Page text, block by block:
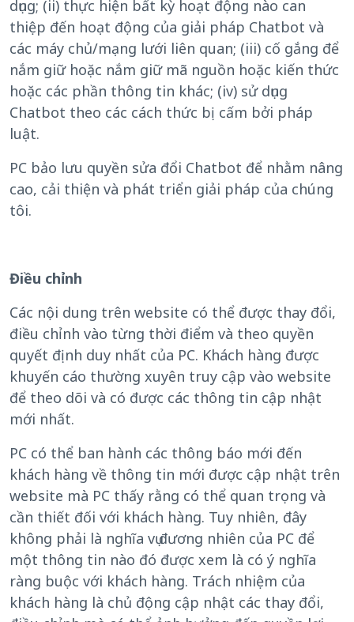
dụng; (ii) thực hiện bất kỳ hoạt động nào can
thiệp đến hoạt động của giải pháp Chatbot và
các máy chủ/mạng lưới liên quan; (iii) cố gắng để
nắm giữ hoặc nắm giữ mã nguồn hoặc kiến thức
hoặc các phần thông tin khác; (iv) sử dụng
Chatbot theo các cách thức bị cấm bởi pháp
luật.
PC bảo lưu quyền sửa đổi Chatbot để nhằm nâng
cao, cải thiện và phát triển giải pháp của chúng
tôi.
Điều chỉnh
Các nội dung trên website có thể được thay đổi,
điều chỉnh vào từng thời điểm và theo quyền
quyết định duy nhất của PC. Khách hàng được
khuyến cáo thường xuyên truy cập vào website
để theo dõi và có được các thông tin cập nhật
mới nhất.
PC có thể ban hành các thông báo mới đến
khách hàng về thông tin mới được cập nhật trên
website mà PC thấy rằng có thể quan trọng và
cần thiết đối với khách hàng. Tuy nhiên, đây
không phải là nghĩa vụ đương nhiên của PC để
một thông tin nào đó được xem là có ý nghĩa
ràng buộc với khách hàng. Trách nhiệm của
khách hàng là chủ động cập nhật các thay đổi,